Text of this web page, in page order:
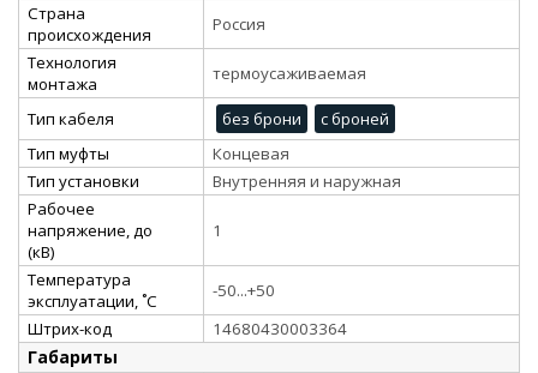
Страна
происхождения
Россия
Технология
монтажа
термоусаживаемая
Тип кабеля без брони
с броней
Тип муфты
Концевая
Тип установки
Внутренняя и наружная
Рабочее
напряжение, до
(кВ)
1
Температура
эксплуатации, ˚С
-50...+50
Штрих-код
14680430003364
Габариты